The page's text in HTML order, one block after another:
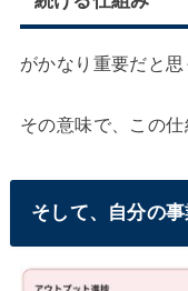
がかなり重要だと思
その意味で、この仕
そして、自分の